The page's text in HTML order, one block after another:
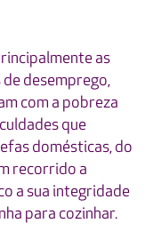
as
desemprego,
com a pobreza
que
domésticas, do
recorrido a
a sua integridade
para cozinhar.